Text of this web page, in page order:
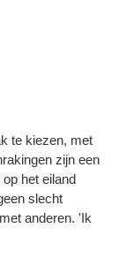
te kiezen, met
zijn een
het eiland
slecht
anderen. 'Ik